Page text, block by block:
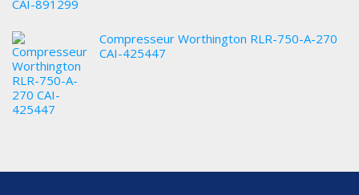
Compresseur Worthington RLR-750-A-270
CAI-425447